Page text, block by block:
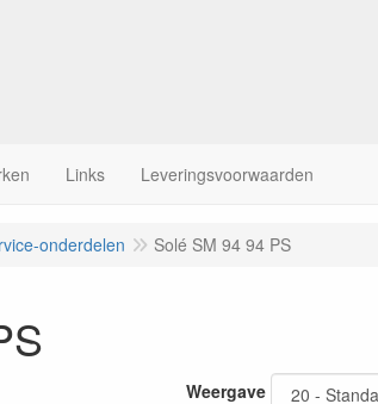
Links Leveringsvoorwaarden
onderdelen Solé SM 94 94 PS
Weergave